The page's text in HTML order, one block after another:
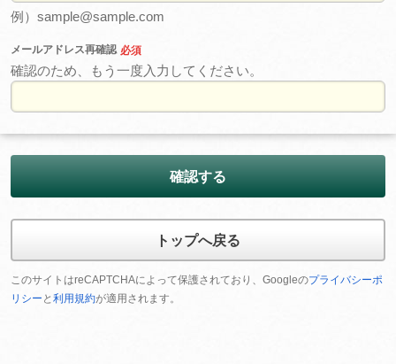
例）sample@sample.com
メールアドレス再確認 必須
確認のため、もう一度入力してください。
確認する
トップへ戻る
このサイトはreCAPTCHAによって保護されており、Googleのプライバシーポ
リシー と 利用規約が適用されます。